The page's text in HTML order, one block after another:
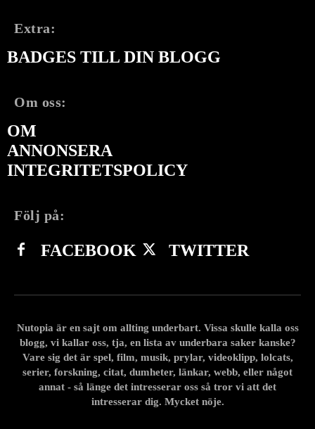
Extra:
BADGES TILL DIN BLOGG
Om oss:
OM
ANNONSERA
INTEGRITETSPOLICY
Följ på:
FACEBOOK TWITTER
Nutopia är en sajt om allting underbart. Vissa skulle kalla oss
blogg, vi kallar oss, tja, en lista av underbara saker kanske?
Vare sig det är spel, film, musik, prylar, videoklipp, lolcats,
serier, forskning, citat, dumheter, länkar, webb, eller något
annat - så länge det intresserar oss så tror vi att det
intresserar dig. Mycket nöje.